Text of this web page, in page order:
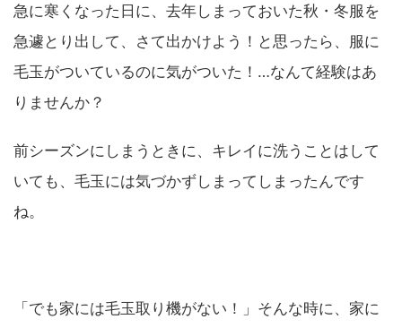
急に寒くなった日に、去年しまっておいた秋・冬服を
急遽とり出して、さて出かけよう！と思ったら、服に
毛玉がついているのに気がついた！…なんて経験はあ
りませんか？
前シーズンにしまうときに、キレイに洗うことはして
いても、毛玉には気づかずしまってしまったんです
ね。
「でも家には毛玉取り機がない！」そんな時に、家に